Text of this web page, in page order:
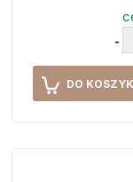
-
DO